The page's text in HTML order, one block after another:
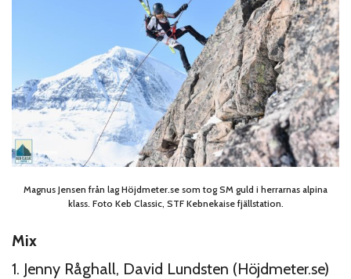
Magnus Jensen från lag Höjdmeter.se som tog SM guld i herrarnas alpina
klass. Foto Keb Classic, STF Kebnekaise fjällstation.
Mix
1. Jenny Råghall, David Lundsten (Höjdmeter.se)